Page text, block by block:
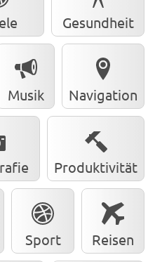
Gesundheit
Musik Navigation
Produktivität
Sport Reisen